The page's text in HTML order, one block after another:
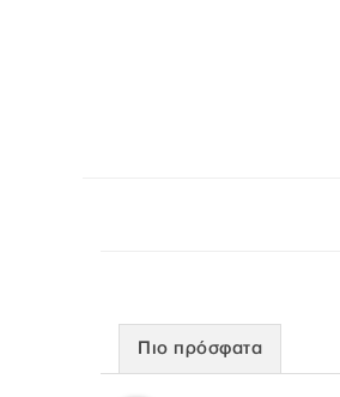
Πιο πρόσφατα